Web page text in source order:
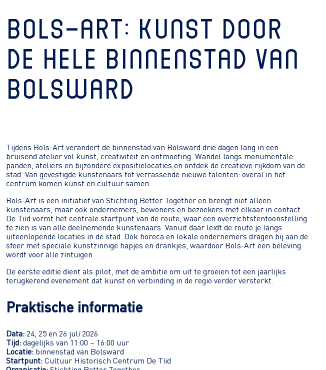
Bols-Art: kunst door
de hele binnenstad van
Bolsward
Tijdens Bols-Art verandert de binnenstad van Bolsward drie dagen lang in een
bruisend atelier vol kunst, creativiteit en ontmoeting. Wandel langs monumentale
panden, ateliers en bijzondere expositielocaties en ontdek de creatieve rijkdom van de
stad. Van gevestigde kunstenaars tot verrassende nieuwe talenten: overal in het
centrum komen kunst en cultuur samen.
Bols-Art is een initiatief van Stichting Better Together en brengt niet alleen
kunstenaars, maar ook ondernemers, bewoners en bezoekers met elkaar in contact.
De Tiid vormt het centrale startpunt van de route, waar een overzichtstentoonstelling
te zien is van alle deelnemende kunstenaars. Vanuit daar leidt de route je langs
uiteenlopende locaties in de stad. Ook horeca en lokale ondernemers dragen bij aan de
sfeer met speciale kunstzinnige hapjes en drankjes, waardoor Bols-Art een beleving
wordt voor alle zintuigen.
De eerste editie dient als pilot, met de ambitie om uit te groeien tot een jaarlijks
terugkerend evenement dat kunst en verbinding in de regio verder versterkt.
Praktische informatie
Data: 24, 25 en 26 juli 2026
Tijd: dagelijks van 11:00 – 16:00 uur
Locatie: binnenstad van Bolsward
Startpunt: Cultuur Historisch Centrum De Tiid